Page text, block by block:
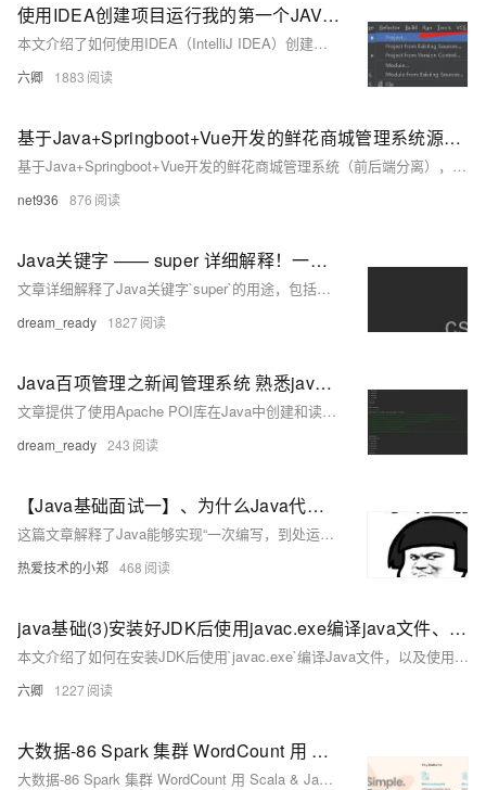
使用IDEA创建项目运行我的第一个JAVA文件输出Helloword
本文介绍了如何使用IDEA（IntelliJ IDEA）创建一个新的Java项目，并运行一个简单的Java程序输出"Hello Word"。文章详细展示了创建项目的步骤，包括选择JDK版本、设置项目名称和路径、创建包和类，以及编写和运行代码。最后，还展示了如何通过IDEA的运行功能来执行程序并查看输出结果。
六卿 1883
基于Java+Springboot+Vue开发的鲜花商城管理系统源码+运行
基于Java+Springboot+Vue开发的鲜花商城管理系统（前后端分离），这是一项为大学生课程设计作业而开发的项目。该系统旨在帮助大学生学习并掌握Java编程技能，同时锻炼他们的项目设计与开发能力。通过学习基于Java的鲜花商城管理系统项目，大学生可以在实践中学习和提升自己的能力，为以后的职业发展打下坚实基础。技术学习共同进步
net936 876
Java关键字 —— super 详细解释！一看就懂 有代码实例运行！
文章详细解释了Java关键字`super`的用途，包括访问父类的成员变量、调用父类的构造方法和方法，并提供了相应的代码实例。
dream_ready 1827
Java百项管理之新闻管理系统 熟悉java语法——大学生作业 有源码！！！可运行！！！
文章提供了使用Apache POI库在Java中创建和读取Excel文件的详细代码示例，包括写入数据到Excel和从Excel读取数据的方法。
dream_ready 243
【Java基础面试一】、为什么Java代码可以实现一次编写、到处运行？
这篇文章解释了Java能够实现“一次编写，到处运行”的原因，主要归功于Java虚拟机（JVM），它能够在不同平台上将Java源代码编译成的字节码转换成对应平台的机器码，实现跨平台运行。
热爱技术的小郑 468
java基础(3)安装好JDK后使用javac.exe编译java文件、java.exe运行编译好的类
本文介绍了如何在安装JDK后使用`javac.exe`编译Java文件，以及使用`java.exe`运行编译好的类文件。涵盖了JDK的安装、环境变量配置、编写Java程序、使用命令行编译和运行程序的步骤，并提供了解决中文乱码的方法。
六卿 1227
大数据-86 Spark 集群 WordCount 用 Scala & Java 调用Spark 编译并打包上传运行 梦开始的地方
大数据-86 Spark 集群 WordCount 用 Scala & Java 调用Spark 编译并打包上传运行 梦开始的地方